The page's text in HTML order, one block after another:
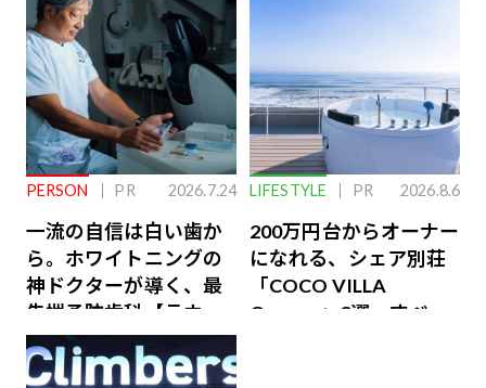
PERSON PR 2026.7.24
一流の自信は白い歯か
ら。ホワイトニングの
神ドクターが導く、最
先端予防歯科【ラウン
ジ会員特典あり】
LIFESTYLE PR 2026.8.6
200万円台からオーナー
になれる、シェア別荘
「COCO VILLA
Owners」3選。すべて